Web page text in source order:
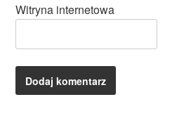
Witryna internetowa